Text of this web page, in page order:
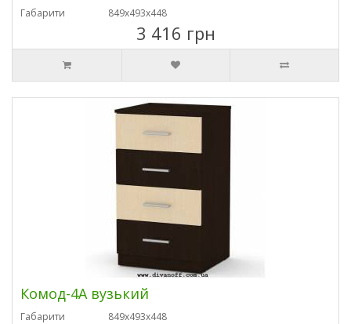
Габарити 849х493х448
3 416 грн
Комод-4А вузький
Габарити 849х493х448